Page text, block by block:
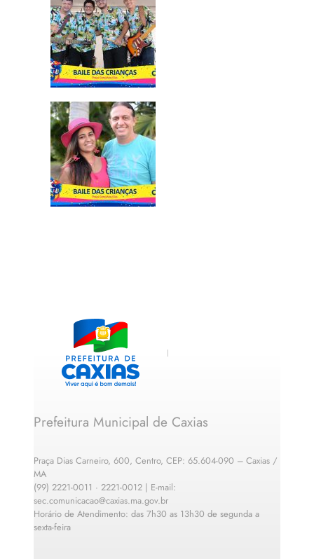
Prefeitura Municipal de Caxias
Praça Dias Carneiro, 600, Centro, CEP: 65.604-090 – Caxias /
MA
(99) 2221-0011 · 2221-0012 | E-mail:
sec.comunicacao@caxias.ma.gov.br
Horário de Atendimento: das 7h30 as 13h30 de segunda a
sexta-feira